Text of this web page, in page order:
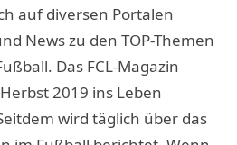
auf diversen Portalen
News zu den TOP-Themen
Das FCL-Magazin
2019 ins Leben
wird täglich über das